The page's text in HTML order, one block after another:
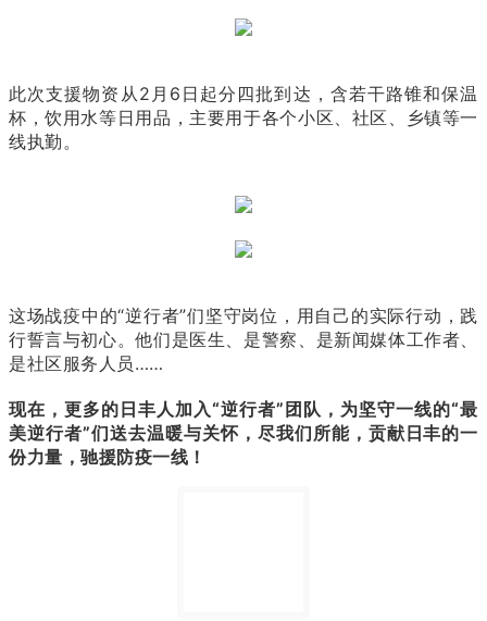
此次支援物资从2月6日起分四批到达，含若干路锥和保温
杯，饮用水等日用品，主要用于各个小区、社区、乡镇等一
线执勤。
这场战疫中的“逆行者”们坚守岗位，用自己的实际行动，践
行誓言与初心。他们是医生、是警察、是新闻媒体工作者、
是社区服务人员……
现在，更多的日丰人加入“逆行者”团队，为坚守一线的“最
美逆行者”们送去温暖与关怀，尽我们所能，贡献日丰的一
份力量，驰援防疫一线！